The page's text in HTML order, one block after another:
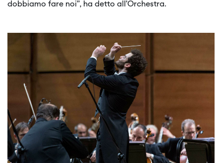
dobbiamo fare noi”, ha detto all’Orchestra.